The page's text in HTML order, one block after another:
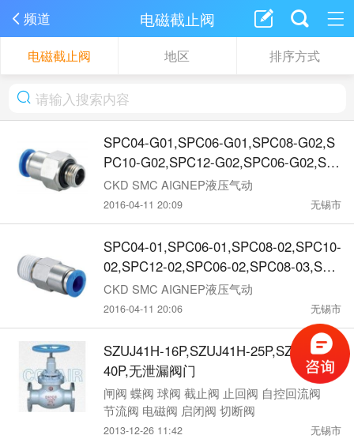
频道 电磁截止阀
电磁截止阀 地区 排序方式
SPC04-G01,SPC06-G01,SPC08-G02,S
PC10-G02,SPC12-G02,SPC06-G02,SP
C08-G03,SPC10-G03,SPC10-G04,SPC
12-G03,
CKD SMC AIGNEP液压气动
2016-04-11 20:09 无锡市
SPC04-01,SPC06-01,SPC08-02,SPC10-
02,SPC12-02,SPC06-02,SPC08-03,SPC
10-03,SPC10-04,SPC12-03,SPC12-04,
截
CKD SMC AIGNEP液压气动
2016-04-11 20:06 无锡市
SZUJ41H-16P,SZUJ41H-25P,SZUJ41H-
40P,无泄漏阀门
闸阀 蝶阀 球阀 截止阀 止回阀 自控回流阀
节流阀 电磁阀 启闭阀 切断阀
2013-12-26 11:42 无锡市